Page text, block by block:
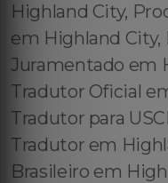
Highland City,
em Highland
Juramentado em
Tradutor Oficial
Tradutor para
Tradutor em
Brasileiro em